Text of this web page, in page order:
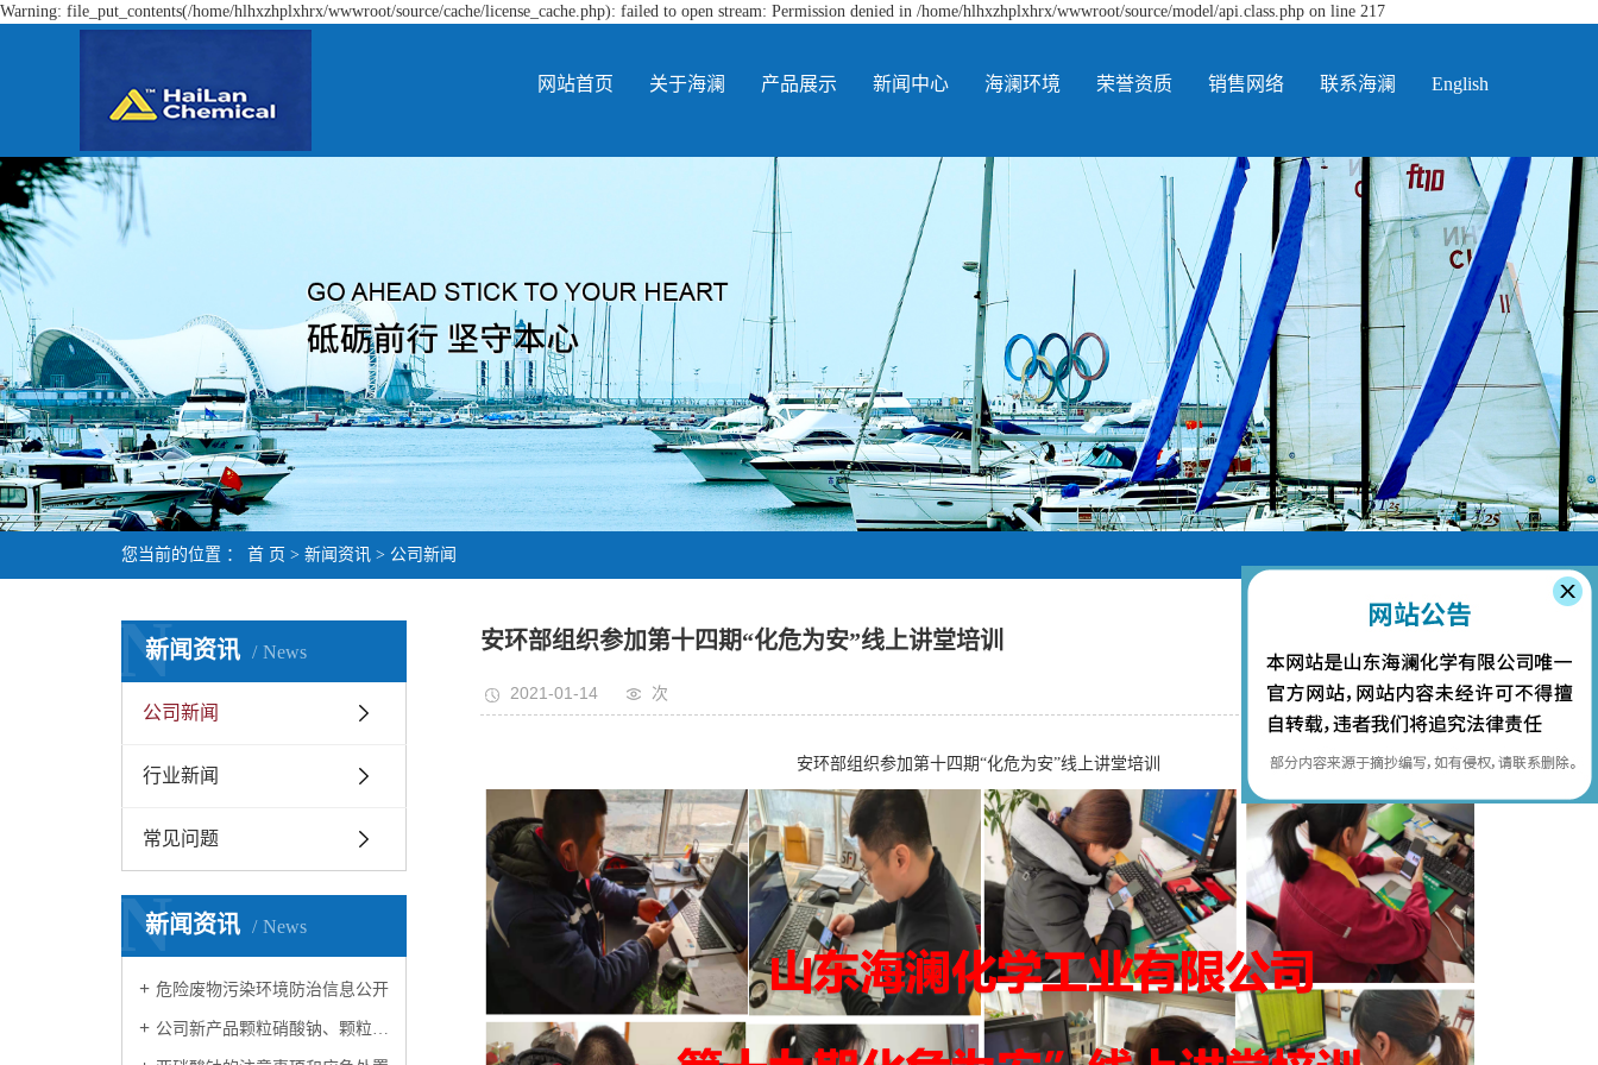
Warning: file_put_contents(/home/hlhxzhplxhrx/wwwroot/source/cache/license_cache.php): failed to open stream: Permission denied in /home/hlhxzhplxhrx/wwwroot/source/model/api.class.php on line 217
网站首页 关于海澜 产品展示
硝酸钠
亚硝酸钠
颗粒硝酸钠
颗粒亚硝酸钠
纯碱
新闻中心
公司新闻
行业新闻
常见问题
海澜环境
生产车间
仓库环境
品控化验室
荣誉资质
荣誉资质
销售网络
销售网络
联系海澜
联系方式
在线留言
English
您当前的位置 ： 首 页 > 新闻资讯 > 公司新闻
新闻资讯 News
N
公司新闻
行业新闻
常见问题
新闻资讯 News
N
危险废物污染环境防治信息公开
公司新产品颗粒硝酸钠、颗粒亚硝酸钠投产在即
安环部组织参加第十四期“化危为安”线上讲堂培训
2021-01-14 次
安环部组织参加第十四期“化危为安”线上讲堂培训